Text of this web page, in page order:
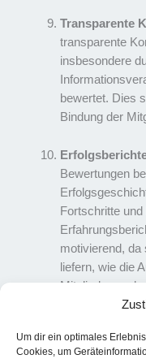
Um dir ein optimales
Cookies, um
Transparente
transparente
insbesondere
bewertet. Dies
Bindung der
Bewertungen
Fortschritte
motivierend, da
liefern, wie die
Mitgliedern